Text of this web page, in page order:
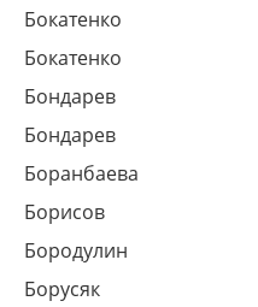
Бокатенко
Бокатенко
Бондарев
Бондарев
Боранбаева
Борисов
Бородулин
Борусяк